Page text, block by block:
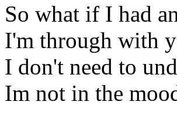
So what if I had
I'm through with
I don't need to
Im not in the